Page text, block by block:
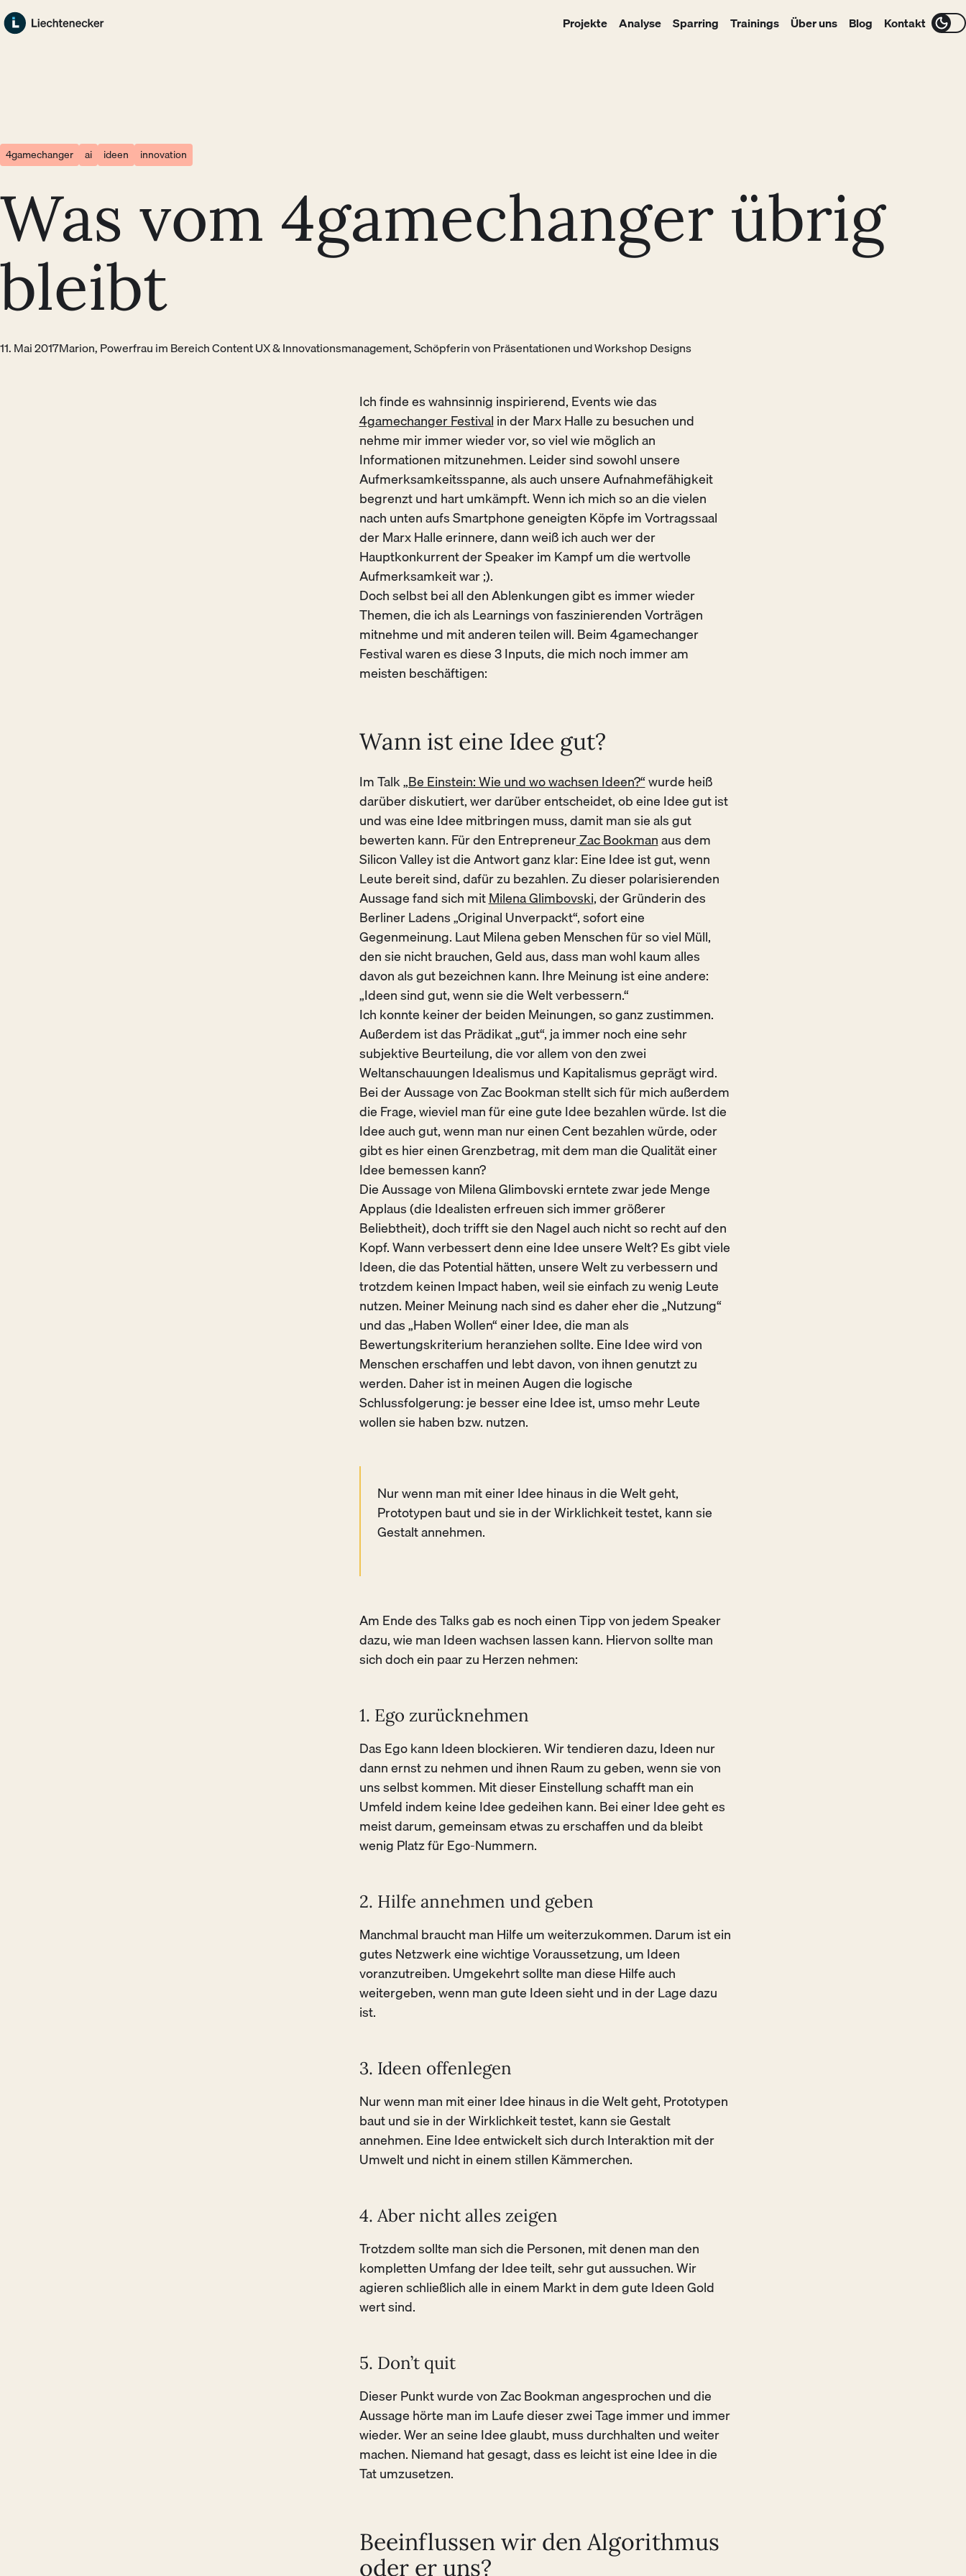
Zum Hauptinhalt springen
Zum Footer springen
Projekte Analyse Sparring Trainings Über uns Blog Kontakt
4gamechanger ai ideen innovation
Was vom 4gamechanger übrig
bleibt
11. Mai 2017Marion, Powerfrau im Bereich Content UX & Innovationsmanagement, Schöpferin von Präsentationen und Workshop Designs
Ich finde es wahnsinnig inspirierend, Events wie das
4gamechanger Festivalin der Marx Halle zu besuchen und
nehme mir immer wieder vor, so viel wie möglich an
Informationen mitzunehmen. Leider sind sowohl unsere
Aufmerksamkeitsspanne, als auch unsere Aufnahmefähigkeit
begrenzt und hart umkämpft. Wenn ich mich so an die vielen
nach unten aufs Smartphone geneigten Köpfe im Vortragssaal
der Marx Halle erinnere, dann weiß ich auch wer der
Hauptkonkurrent der Speaker im Kampf um die wertvolle
Aufmerksamkeit war ;).
Doch selbst bei all den Ablenkungen gibt es immer wieder
Themen, die ich als Learnings von faszinierenden Vorträgen
mitnehme und mit anderen teilen will. Beim 4gamechanger
Festival waren es diese 3 Inputs, die mich noch immer am
meisten beschäftigen:
Wann ist eine Idee gut?
Im Talk„Be Einstein: Wie und wo wachsen Ideen?“wurde heiß
darüber diskutiert, wer darüber entscheidet, ob eine Idee gut ist
und was eine Idee mitbringen muss, damit man sie als gut
bewerten kann. Für den EntrepreneurZac Bookmanaus dem
Silicon Valley ist die Antwort ganz klar: Eine Idee ist gut, wenn
Leute bereit sind, dafür zu bezahlen. Zu dieser polarisierenden
Aussage fand sich mitMilena Glimbovski, der Gründerin des
Berliner Ladens „Original Unverpackt“, sofort eine
Gegenmeinung. Laut Milena geben Menschen für so viel Müll,
den sie nicht brauchen, Geld aus, dass man wohl kaum alles
davon als gut bezeichnen kann. Ihre Meinung ist eine andere:
„Ideen sind gut, wenn sie die Welt verbessern.“
Ich konnte keiner der beiden Meinungen, so ganz zustimmen.
Außerdem ist das Prädikat „gut“, ja immer noch eine sehr
subjektive Beurteilung, die vor allem von den zwei
Weltanschauungen Idealismus und Kapitalismus geprägt wird.
Bei der Aussage von Zac Bookman stellt sich für mich außerdem
die Frage, wieviel man für eine gute Idee bezahlen würde. Ist die
Idee auch gut, wenn man nur einen Cent bezahlen würde, oder
gibt es hier einen Grenzbetrag, mit dem man die Qualität einer
Idee bemessen kann?
Die Aussage von Milena Glimbovski erntete zwar jede Menge
Applaus (die Idealisten erfreuen sich immer größerer
Beliebtheit), doch trifft sie den Nagel auch nicht so recht auf den
Kopf. Wann verbessert denn eine Idee unsere Welt? Es gibt viele
Ideen, die das Potential hätten, unsere Welt zu verbessern und
trotzdem keinen Impact haben, weil sie einfach zu wenig Leute
nutzen. Meiner Meinung nach sind es daher eher die „Nutzung“
und das „Haben Wollen“ einer Idee, die man als
Bewertungskriterium heranziehen sollte. Eine Idee wird von
Menschen erschaffen und lebt davon, von ihnen genutzt zu
werden. Daher ist in meinen Augen die logische
Schlussfolgerung: je besser eine Idee ist, umso mehr Leute
wollen sie haben bzw. nutzen.
Nur wenn man mit einer Idee hinaus in die Welt geht,
Prototypen baut und sie in der Wirklichkeit testet, kann sie
Gestalt annehmen.
Am Ende des Talks gab es noch einen Tipp von jedem Speaker
dazu, wie man Ideen wachsen lassen kann. Hiervon sollte man
sich doch ein paar zu Herzen nehmen:
1. Ego zurücknehmen
Das Ego kann Ideen blockieren. Wir tendieren dazu, Ideen nur
dann ernst zu nehmen und ihnen Raum zu geben, wenn sie von
uns selbst kommen. Mit dieser Einstellung schafft man ein
Umfeld indem keine Idee gedeihen kann. Bei einer Idee geht es
meist darum, gemeinsam etwas zu erschaffen und da bleibt
wenig Platz für Ego-Nummern.
2. Hilfe annehmen und geben
Manchmal braucht man Hilfe um weiterzukommen. Darum ist ein
gutes Netzwerk eine wichtige Voraussetzung, um Ideen
voranzutreiben. Umgekehrt sollte man diese Hilfe auch
weitergeben, wenn man gute Ideen sieht und in der Lage dazu
ist.
3. Ideen offenlegen
Nur wenn man mit einer Idee hinaus in die Welt geht, Prototypen
baut und sie in der Wirklichkeit testet, kann sie Gestalt
annehmen. Eine Idee entwickelt sich durch Interaktion mit der
Umwelt und nicht in einem stillen Kämmerchen.
4. Aber nicht alles zeigen
Trotzdem sollte man sich die Personen, mit denen man den
kompletten Umfang der Idee teilt, sehr gut aussuchen. Wir
agieren schließlich alle in einem Markt in dem gute Ideen Gold
wert sind.
5. Don’t quit
Dieser Punkt wurde von Zac Bookman angesprochen und die
Aussage hörte man im Laufe dieser zwei Tage immer und immer
wieder. Wer an seine Idee glaubt, muss durchhalten und weiter
machen. Niemand hat gesagt, dass es leicht ist eine Idee in die
Tat umzusetzen.
Beeinflussen wir den Algorithmus
oder er uns?